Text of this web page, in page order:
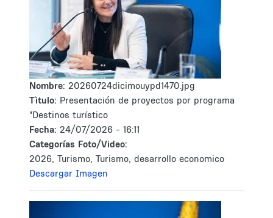
Nombre: 20260724dicimouypd1470.jpg
Tìtulo: Presentación de proyectos por programa
"Destinos turístico
Fecha: 24/07/2026 - 16:11
Categorías Foto/Video:
2026, Turismo, Turismo, desarrollo economico
Descargar Imagen